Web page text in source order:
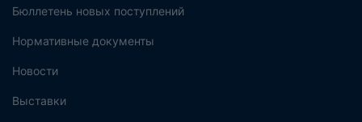
Бюллетень новых поступлений
Нормативные документы
Новости
Выставки